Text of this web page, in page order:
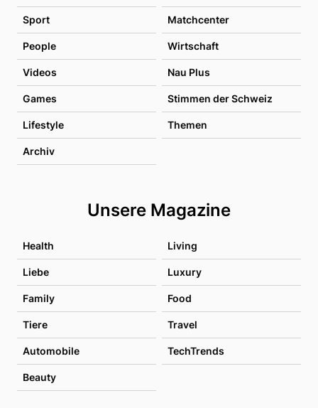
Sport Matchcenter
People Wirtschaft
Videos Nau Plus
Games Stimmen der Schweiz
Lifestyle Themen
Archiv
Unsere Magazine
Health Living
Liebe Luxury
Family Food
Tiere Travel
Automobile TechTrends
Beauty